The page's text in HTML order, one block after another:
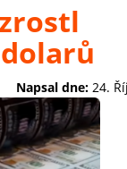
Napsal dne: 24.